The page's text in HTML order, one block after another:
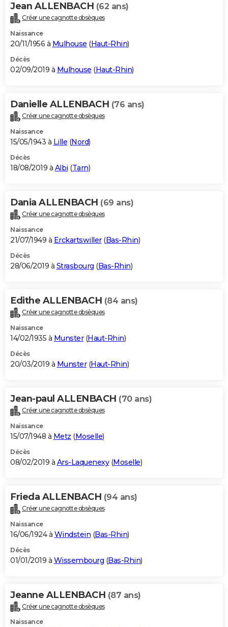
Jean ALLENBACH (62 ans)
Créer une cagnotte obsèques
Naissance
20/11/1956 à Mulhouse (Haut-Rhin)
Décès
02/09/2019 à Mulhouse (Haut-Rhin)
Danielle ALLENBACH (76 ans)
Créer une cagnotte obsèques
Naissance
15/05/1943 à Lille (Nord)
Décès
18/08/2019 à Albi (Tarn)
Dania ALLENBACH (69 ans)
Créer une cagnotte obsèques
Naissance
21/07/1949 à Erckartswiller(Bas-Rhin)
Décès
28/06/2019 à Strasbourg (Bas-Rhin)
Edithe ALLENBACH (84 ans)
Créer une cagnotte obsèques
Naissance
14/02/1935 à Munster(Haut-Rhin)
Décès
20/03/2019 à Munster(Haut-Rhin)
Jean-paul ALLENBACH (70 ans)
Créer une cagnotte obsèques
Naissance
15/07/1948 à Metz (Moselle)
Décès
08/02/2019 à Ars-Laquenexy(Moselle)
Frieda ALLENBACH (94 ans)
Créer une cagnotte obsèques
Naissance
16/06/1924 à Windstein (Bas-Rhin)
Décès
01/01/2019 à Wissembourg (Bas-Rhin)
Jeanne ALLENBACH (87 ans)
Créer une cagnotte obsèques
Naissance